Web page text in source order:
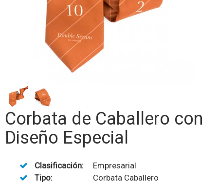
Corbata de Caballero con
Diseño Especial
Clasificación:
Empresarial
Tipo:
Corbata Caballero